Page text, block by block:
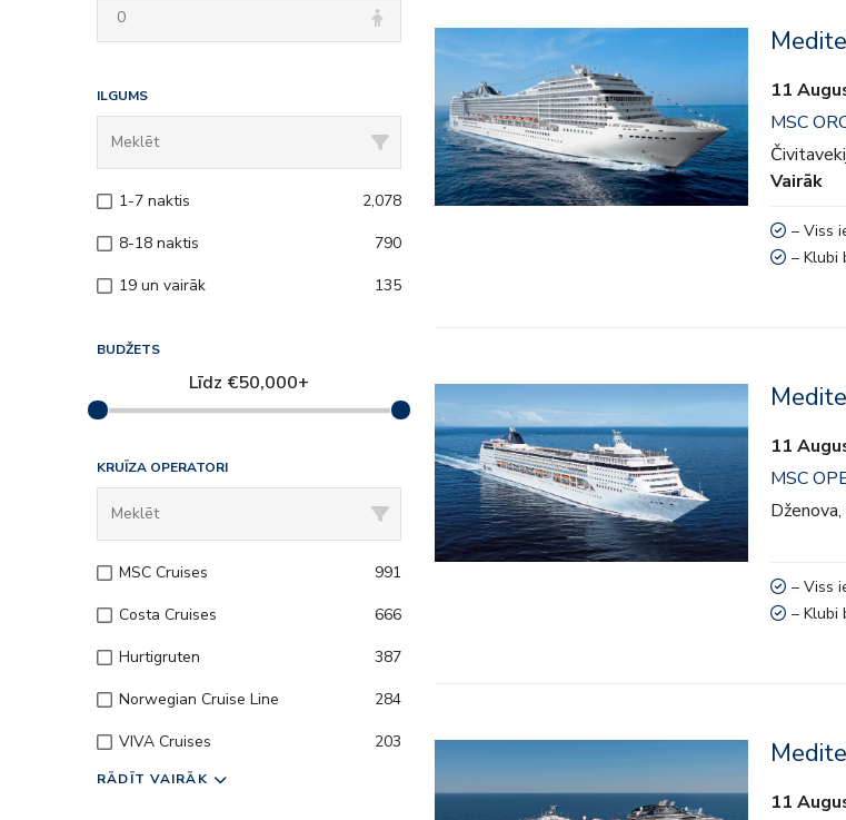
ILGUMS
1-7 naktis
2,078
8-18 naktis
790
19 un vairāk
135
BUDŽETS
Līdz €50,000+
KRUĪZA OPERATORI
MSC Cruises
991
Costa Cruises
666
Hurtigruten
387
Norwegian Cruise Line
284
VIVA Cruises
203
RĀDĪT VAIRĀK
– Viss iekļauts
– Izklaide
– Uz kuģa aktivitātes
– Klubi bērniem un pusaudžiem
11
MSC
Vairāk
– Viss
– Klubi
– Viss iekļauts
– Izklaide
– Uz kuģa aktivitātes
– Klubi bērniem un pusaudžiem
11
MSC
– Viss
– Klubi
11